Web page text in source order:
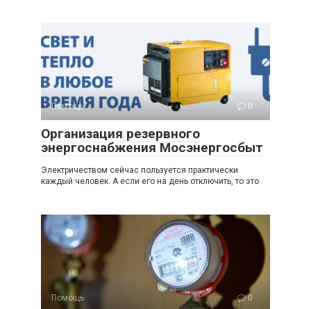
Помощь 0
Организация резервного
энергоснабжения Мосэнергосбыт
Электричеством сейчас пользуется практически
каждый человек. А если его на день отключить, то это
Помощь 0